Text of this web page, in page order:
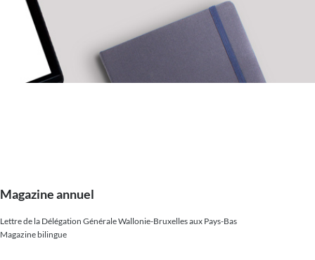
Magazine annuel
Lettre de la Délégation Générale Wallonie-Bruxelles aux Pays-Bas
Magazine bilingue